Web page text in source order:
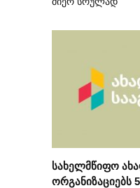
სახელმწიფო
ორგანიზაციებს